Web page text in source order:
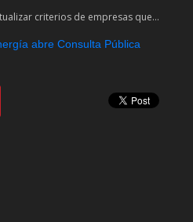
criterios de empresas que...